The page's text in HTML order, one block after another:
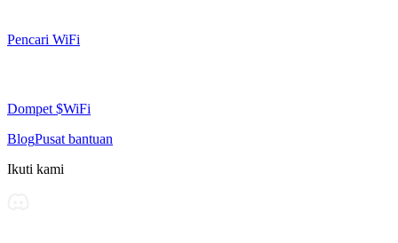
Pencari WiFi
Dompet $WiFi
BlogPusat bantuan
Ikuti kami